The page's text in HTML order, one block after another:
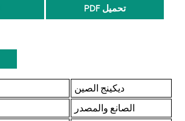
PDF تحميل
ديكينج الصين
الصانع والمصدر